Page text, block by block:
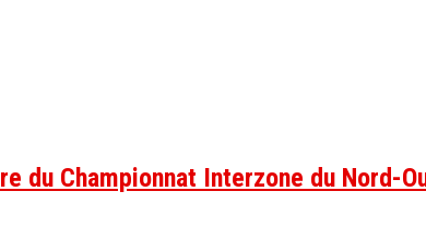
du Championnat Interzone du Nord-